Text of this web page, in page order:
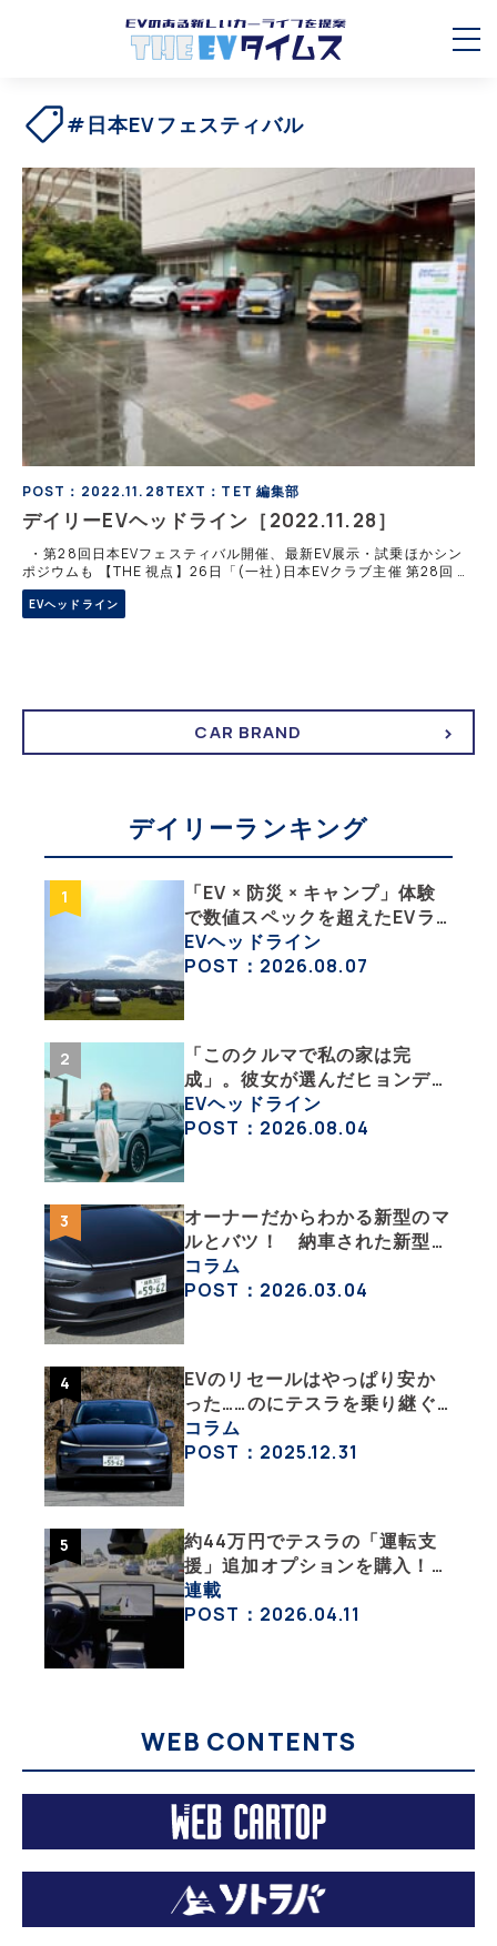
#日本EVフェスティバル
POST：2022.11.28TEXT：TET 編集部
デイリーEVヘッドライン［2022.11.28］
・第28回日本EVフェスティバル開催、最新EV展示・試乗ほかシン
ポジウムも 【THE 視点】26日「(一社)日本EVクラブ主催 第28回 日
本EVフェスティバル2022」が、東京都お台場の東京国際交流館で開
EVヘッドライン
CAR BRAND
デイリーランキング
「EV × 防災 × キャンプ」体験
で数値スペックを超えたEVラ
イフの豊かさを実感【 EV
SUMMER CAMP 2026 】
EVヘッドライン
POST：2026.08.07
「このクルマで私の家は完
成」。彼女が選んだヒョンデ
「IONIQ 5」の「エネルギーハ
ック」な生活【ななみんEVレ
EVヘッドライン
POST：2026.08.04
オーナーだからわかる新型のマ
ルとバツ！ 納車された新型を
旧型モデルＹと細部まで比べて
みた【テスラ沼にはまった大学
コラム
POST：2026.03.04
EVのリセールはやっぱり安か
った……のにテスラを乗り継ぐ
ってどういうこと？ 【テスラ
沼にはまった大学教授のEV生
コラム
POST：2025.12.31
約44万円でテスラの「運転支
援」追加オプションを購入！
果たして価格以上の効果はあっ
たのか？【テスラ沼にはまった
連載
POST：2026.04.11
WEB CONTENTS